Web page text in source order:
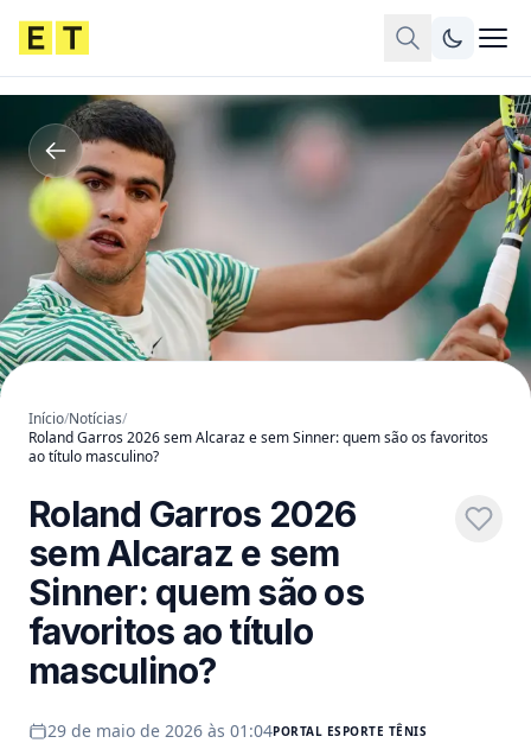
Início/Notícias/
Roland Garros 2026 sem Alcaraz e sem Sinner: quem são os favoritos
ao título masculino?
Roland Garros 2026
sem Alcaraz e sem
Sinner: quem são os
favoritos ao título
masculino?
29 de maio de 2026 às 01:04PORTAL ESPORTE TÊNIS